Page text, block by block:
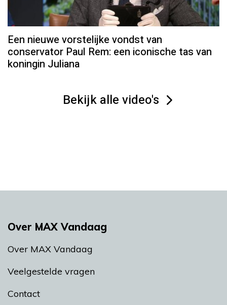
Een nieuwe vorstelijke vondst van
conservator Paul Rem: een iconische tas van
koningin Juliana
Bekijk alle video's
Over MAX Vandaag
Over MAX Vandaag
Veelgestelde vragen
Contact